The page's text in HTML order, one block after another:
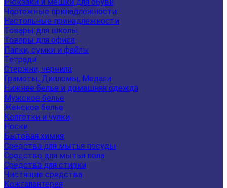
Чертежные принадлежности
Настольные принадлежности
Товары для школы
Товары для офиса
Папки, сумки и файлы
Тетради
Стержни, чернила
Грамоты, Дипломы, Медали
Нижнее белье и домашняя одежда
Мужское белье
Женское белье
Колготки и чулки
Носки
Бытовая химия
Средства для мытья посуды
Средство для мытья пола
Средства для стирки
Чистящие средства
Кожгалантерея